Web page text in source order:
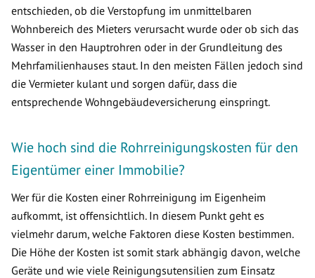
entschieden, ob die Verstopfung im unmittelbaren
Wohnbereich des Mieters verursacht wurde oder ob sich das
Wasser in den Hauptrohren oder in der Grundleitung des
Mehrfamilienhauses staut. In den meisten Fällen jedoch sind
die Vermieter kulant und sorgen dafür, dass die
entsprechende Wohngebäudeversicherung einspringt.
Wie hoch sind die Rohrreinigungskosten für den
Eigentümer einer Immobilie?
Wer für die Kosten einer Rohrreinigung im Eigenheim
aufkommt, ist offensichtlich. In diesem Punkt geht es
vielmehr darum, welche Faktoren diese Kosten bestimmen.
Die Höhe der Kosten ist somit stark abhängig davon, welche
Geräte und wie viele Reinigungsutensilien zum Einsatz